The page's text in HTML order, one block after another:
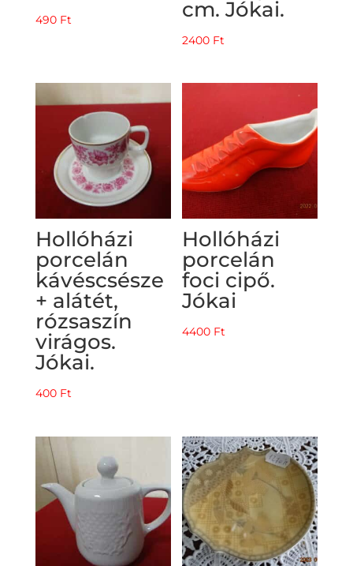
490 Ft
cm. Jókai.
2400 Ft
Hollóházi
porcelán
kávéscsésze
+ alátét,
rózsaszín
virágos.
Jókai.
400 Ft
Hollóházi
porcelán
foci cipő.
Jókai
4400 Ft